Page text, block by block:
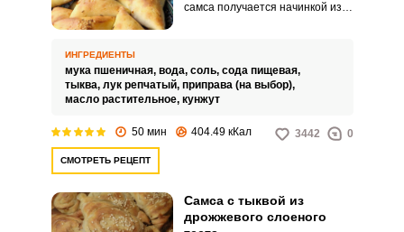
самса получается начинкой из
ИНГРЕДИЕНТЫ
мука пшеничная, вода, соль, сода пищевая,
тыква, лук репчатый, приправа (на выбор),
масло растительное, кунжут
50 мин 404.49 кКал 3442 0
СМОТРЕТЬ РЕЦЕПТ
Самса с тыквой из
дрожжевого слоеного